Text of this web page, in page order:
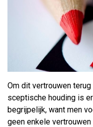
Om dit vertrouwen
sceptische houding is
begrijpelijk, want men
geen enkele vertrouwen